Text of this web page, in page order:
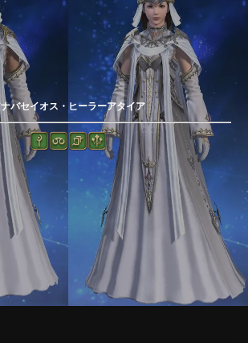
バセイオス・ヒーラーアタイア